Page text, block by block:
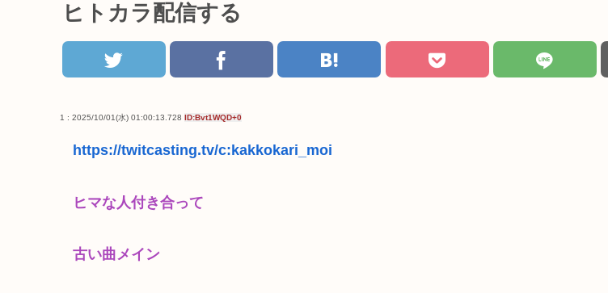
ヒトカラ配信する
1 : 2025/10/01(水) 01:00:13.728 ID:Bvt1WQD+0
https://twitcasting.tv/c:kakkokari_moi
ヒマな人付き合って
古い曲メイン